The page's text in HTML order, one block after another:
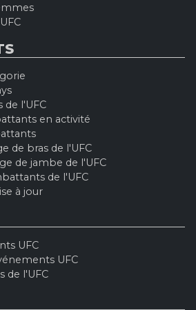
de l'UFC
en activité
de bras de l'UFC
de jambe de l'UFC
de l'UFC
à jour
UFC
UFC
de l'UFC